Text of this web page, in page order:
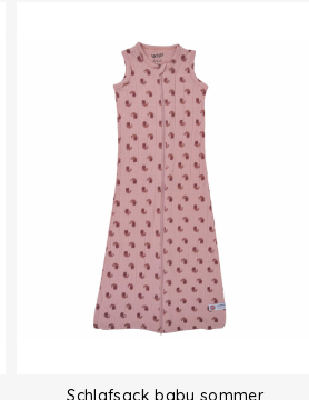
Schlafsack baby sommer